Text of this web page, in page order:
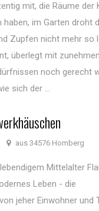
mit, die Räume der
im Garten droht
Zupfen nicht mehr so
überlegt mit
noch gerecht
sich der ...
aus 34576 Homberg
Mittelalter
Leben - die
jeher Einwohner und